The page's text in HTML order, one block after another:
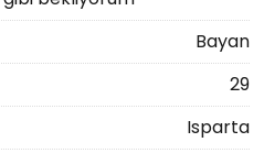
Bayan
29
Isparta